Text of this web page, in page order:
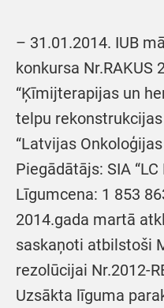
– 31.01.2014. IUB
konkursa Nr.RAKUS
“Ķīmijterapijas un
telpu
“Latvijas
Piegādātājs: SIA
Līgumcena: 1 853
2014.gada martā
saskaņoti atbilstoši
rezolūcijai Nr.2012-
Uzsākta līguma